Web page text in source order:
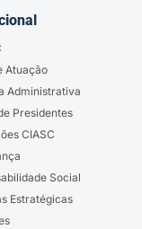
Atuação
Administrativa
Presidentes
CIASC
Social
Estratégicas